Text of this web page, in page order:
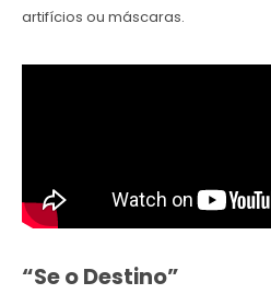
artifícios ou máscaras.
“Se o Destino”